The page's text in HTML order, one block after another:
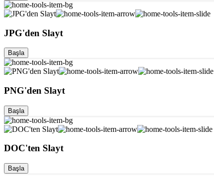
JPG'den Slayt
Başla
PNG'den Slayt
Başla
DOC'ten Slayt
Başla